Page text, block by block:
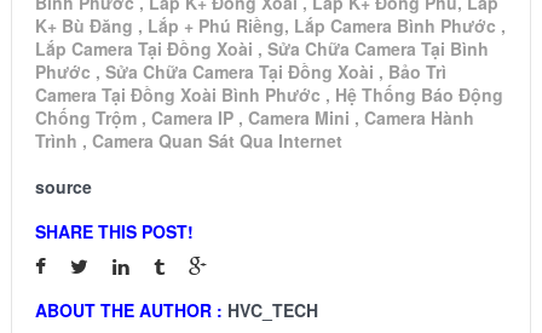
K+ Bù Đăng , Lắp + Phú Riềng, Lắp Camera Bình Phước ,
Lắp Camera Tại Đồng Xoài , Sửa Chữa Camera Tại Bình
Phước , Sửa Chữa Camera Tại Đồng Xoài , Bảo Trì
Camera Tại Đồng Xoài Bình Phước , Hệ Thống Báo Động
Chống Trộm , Camera IP , Camera Mini , Camera Hành
Trình , Camera Quan Sát Qua Internet
source
SHARE THIS POST!
ABOUT THE AUTHOR : HVC_TECH